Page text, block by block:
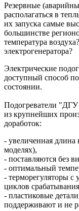
Резервные
располагаться в
их запуска самые
большинстве
температура
электрогенератора?
Электрические
доступный способ
состоянии.
Подогреватели "ДГУ
из крупнейших
доработок:
- увеличенная длина
моделях),
- поставляются без
- оптимальный
- терморегуляторы с
циклов
- пластиковые
поддерживают и не